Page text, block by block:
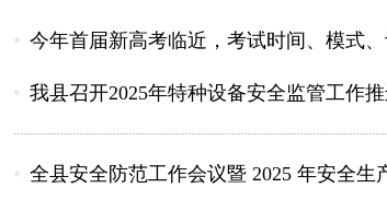
今年首届新高考临近，考试时间、模式
我县召开2025年特种设备安全监管工作
全县安全防范工作会议暨 2025 年安全